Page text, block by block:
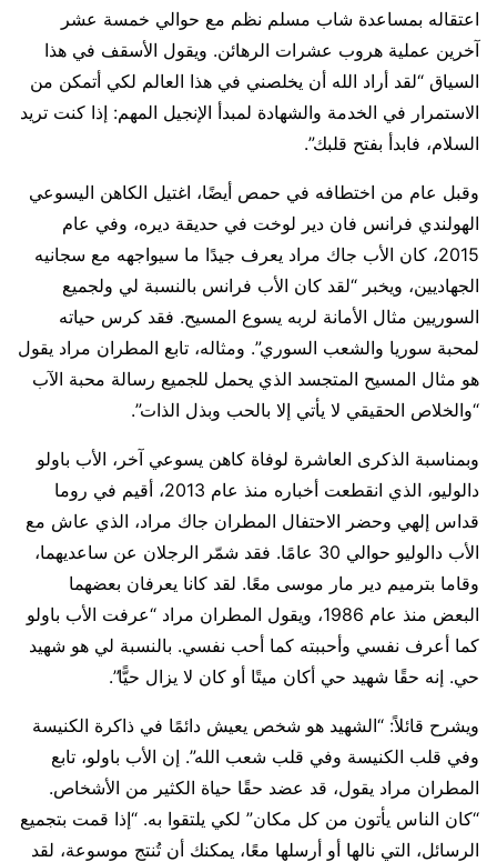
اعتقاله بمساعدة شاب مسلم نظم مع حوالي خمسة عشر
آخرين عملية هروب عشرات الرهائن. ويقول الأسقف في هذا
السياق “لقد أراد الله أن يخلصني في هذا العالم لكي أتمكن من
الاستمرار في الخدمة والشهادة لمبدأ الإنجيل المهم: إذا كنت تريد
السلام، فابدأ بفتح قلبك”.
وقبل عام من اختطافه في حمص أيضًا، اغتيل الكاهن اليسوعي
الهولندي فرانس فان دير لوخت في حديقة ديره، وفي عام
2015، كان الأب جاك مراد يعرف جيدًا ما سيواجهه مع سجانيه
الجهاديين، ويخبر “لقد كان الأب فرانس بالنسبة لي ولجميع
السوريين مثال الأمانة لربه يسوع المسيح. فقد كرس حياته
لمحبة سوريا والشعب السوري”. ومثاله، تابع المطران مراد يقول
هو مثال المسيح المتجسد الذي يحمل للجميع رسالة محبة الآب
“والخلاص الحقيقي لا يأتي إلا بالحب وبذل الذات”.
وبمناسبة الذكرى العاشرة لوفاة كاهن يسوعي آخر، الأب باولو
دالوليو، الذي انقطعت أخباره منذ عام 2013، أقيم في روما
قداس إلهي وحضر الاحتفال المطران جاك مراد، الذي عاش مع
الأب دالوليو حوالي 30 عامًا. فقد شمّر الرجلان عن ساعديهما،
وقاما بترميم دير مار موسى معًا. لقد كانا يعرفان بعضهما
البعض منذ عام 1986، ويقول المطران مراد “عرفت الأب باولو
كما أعرف نفسي وأحببته كما أحب نفسي. بالنسبة لي هو شهيد
حي. إنه حقًا شهيد حي أكان ميتًا أو كان لا يزال حيًّا”.
ويشرح قائلاً: “الشهيد هو شخص يعيش دائمًا في ذاكرة الكنيسة
وفي قلب الكنيسة وفي قلب شعب الله”. إن الأب باولو، تابع
المطران مراد يقول، قد عضد حقًا حياة الكثير من الأشخاص.
“كان الناس يأتون من كل مكان” لكي يلتقوا به. “إذا قمت بتجميع
الرسائل، التي نالها أو أرسلها معًا، يمكنك أن تُنتج موسوعة، لقد